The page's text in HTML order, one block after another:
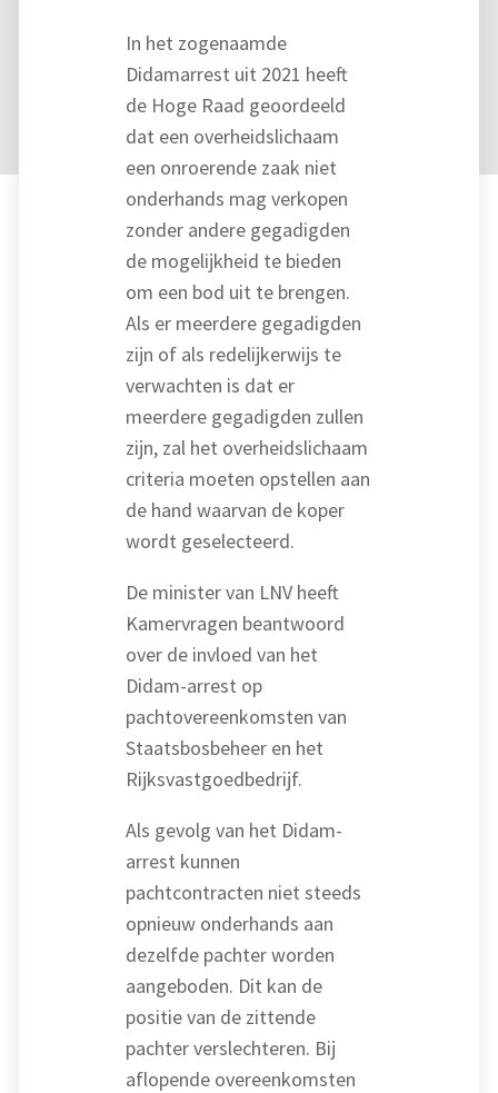
In het zogenaamde
Didamarrest uit 2021 heeft
de Hoge Raad geoordeeld
dat een overheidslichaam
een onroerende zaak niet
onderhands mag verkopen
zonder andere gegadigden
de mogelijkheid te bieden
om een bod uit te brengen.
Als er meerdere gegadigden
zijn of als redelijkerwijs te
verwachten is dat er
meerdere gegadigden zullen
zijn, zal het overheidslichaam
criteria moeten opstellen aan
de hand waarvan de koper
wordt geselecteerd.
De minister van LNV heeft
Kamervragen beantwoord
over de invloed van het
Didam-arrest op
pachtovereenkomsten van
Staatsbosbeheer en het
Rijksvastgoedbedrijf.
Als gevolg van het Didam-
arrest kunnen
pachtcontracten niet steeds
opnieuw onderhands aan
dezelfde pachter worden
aangeboden. Dit kan de
positie van de zittende
pachter verslechteren. Bij
aflopende overeenkomsten